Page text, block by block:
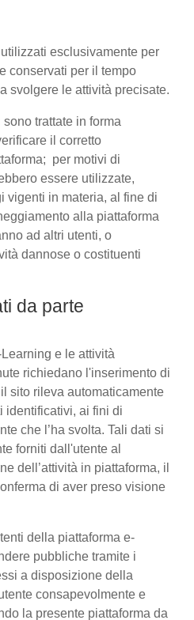
esclusivamente per
conservati per il tempo
svolgere le attività precisate.
trattate in forma
il corretto
per motivi di
essere utilizzate,
vigenti in materia, al fine di
alla piattaforma
ad altri utenti, o
dannose o costituenti
da parte
e le attività
richiedano l'inserimento di
sito rileva automaticamente
identificativi, ai fini di
che l’ha svolta. Tali dati si
forniti dall'utente al
dell’attività in piattaforma, il
di aver preso visione
della piattaforma e-
pubbliche tramite i
a disposizione della
consapevolmente e
la presente piattaforma da